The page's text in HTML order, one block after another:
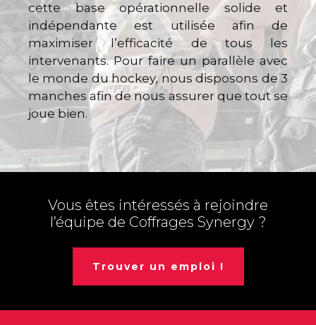
cette base opérationnelle solide et
indépendante est utilisée afin de
maximiser l’efficacité de tous les
intervenants. Pour faire un parallèle avec
le monde du hockey, nous disposons de 3
manches afin de nous assurer que tout se
joue bien.
Vous êtes intéressés à rejoindre
l’équipe de Coffrages Synergy ?
Trouver un emploi !